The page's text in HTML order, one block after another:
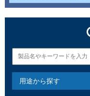
用途から探す